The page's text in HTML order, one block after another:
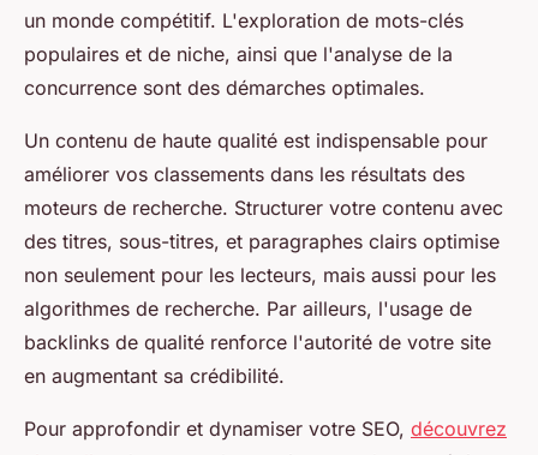
un monde compétitif. L'exploration de mots-clés
populaires et de niche, ainsi que l'analyse de la
concurrence sont des démarches optimales.
Un contenu de haute qualité est indispensable pour
améliorer vos classements dans les résultats des
moteurs de recherche. Structurer votre contenu avec
des titres, sous-titres, et paragraphes clairs optimise
non seulement pour les lecteurs, mais aussi pour les
algorithmes de recherche. Par ailleurs, l'usage de
backlinks de qualité renforce l'autorité de votre site
en augmentant sa crédibilité.
Pour approfondir et dynamiser votre SEO, découvrez